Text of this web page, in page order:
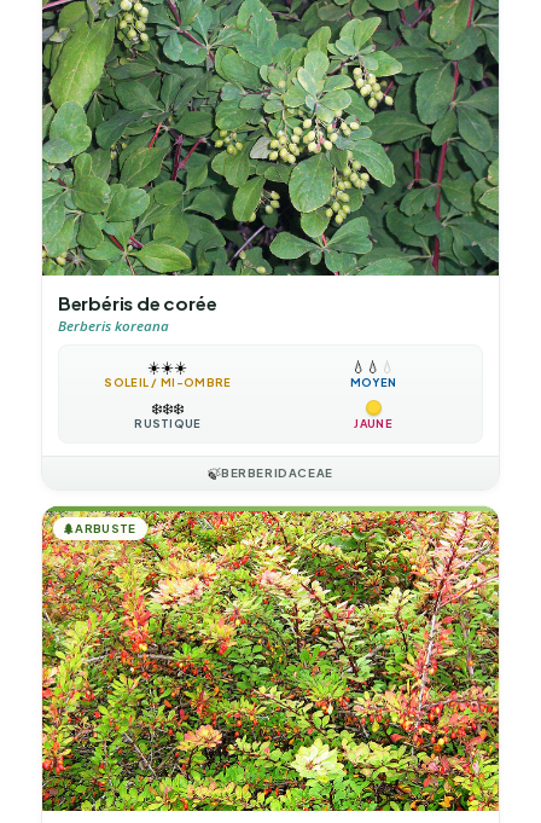
Berbéris de corée
Berberis koreana
☀️☀️☀️
SOLEIL / MI-OMBRE
💧 💧 💧
MOYEN
❄️❄️❄️
RUSTIQUE JAUNE
🍃BERBERIDACEAE
🌲ARBUSTE